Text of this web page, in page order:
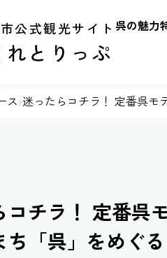
公式観光サイト
れとりっぷ
呉の魅力
ス›迷ったらコチラ！ 定番呉モ
コチラ！ 定番呉
ち「呉」をめぐる